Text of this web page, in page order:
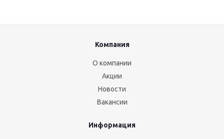
Компания
О компании
Акции
Новости
Вакансии
Информация